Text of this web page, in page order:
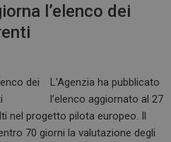
l’elenco dei
L’Agenzia ha pubblicato
l’elenco aggiornato al 27
nel progetto pilota europeo. Il
70 giorni la valutazione degli